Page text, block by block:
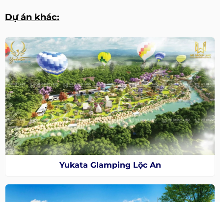
Dự án khác:
Yukata Glamping Lộc An